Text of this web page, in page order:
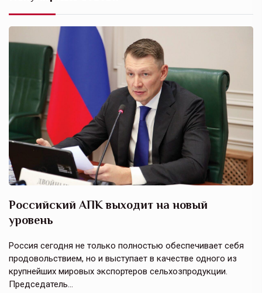
Российский АПК выходит на новый
уровень
Россия сегодня не только полностью обеспечивает себя
продовольствием, но и выступает в качестве одного из
крупнейших мировых экспортеров сельхозпродукции.
Председатель…